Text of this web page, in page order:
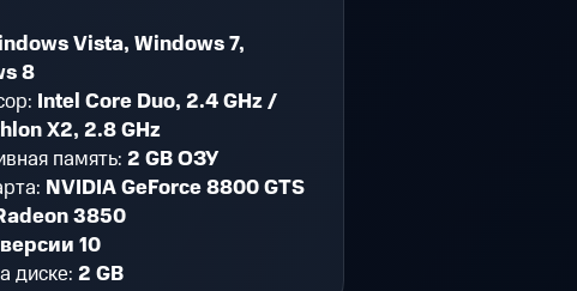
Vista, Windows 7,
8
Intel Core Duo, 2.4 GHz /
X2, 2.8 GHz
память:2 GB ОЗУ
NVIDIA GeForce 8800 GTS
3850
версии 10
диске:2 GB